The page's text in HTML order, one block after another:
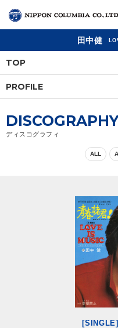
アーティスト
田中健
TOP
PROFILE
DISCOGRAPHY
ディスコグラフィ
ALL
[SINGLE]